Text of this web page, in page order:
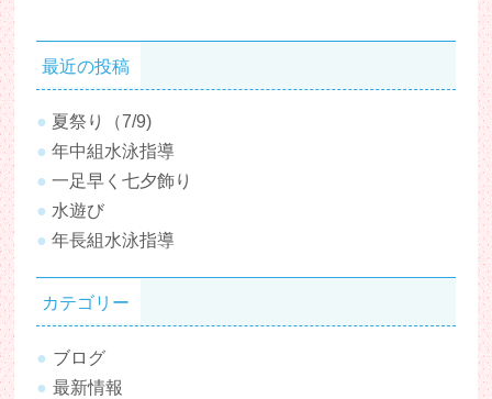
最近の投稿
夏祭り（7/9)
年中組水泳指導
一足早く七夕飾り
水遊び
年長組水泳指導
カテゴリー
ブログ
最新情報